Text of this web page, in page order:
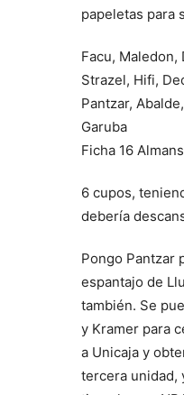
papeletas para
Facu, Maledon,
Strazel, Hifi,
Pantzar,
Garuba
Ficha 16
6 cupos,
debería
Pongo Pantzar
espantajo de
también. Se
y Kramer para
a Unicaja y
tercera unidad,